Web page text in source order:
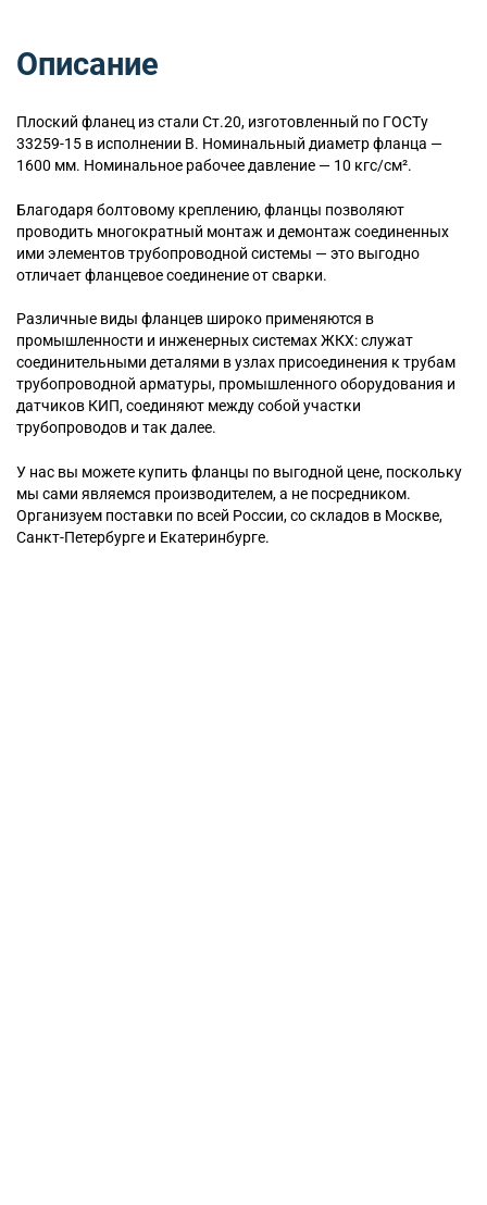
Описание
Плоский фланец из стали Ст.20, изготовленный по ГОСТу
33259-15 в исполнении B. Номинальный диаметр фланца —
1600 мм. Номинальное рабочее давление — 10 кгс/см².
Благодаря болтовому креплению, фланцы позволяют
проводить многократный монтаж и демонтаж соединенных
ими элементов трубопроводной системы — это выгодно
отличает фланцевое соединение от сварки.
Различные виды фланцев широко применяются в
промышленности и инженерных системах ЖКХ: служат
соединительными деталями в узлах присоединения к трубам
трубопроводной арматуры, промышленного оборудования и
датчиков КИП, соединяют между собой участки
трубопроводов и так далее.
У нас вы можете купить фланцы по выгодной цене, поскольку
мы сами являемся производителем, а не посредником.
Организуем поставки по всей России, со складов в Москве,
Санкт-Петербурге и Екатеринбурге.